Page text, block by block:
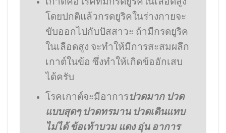
โดยปกติแล้วกรดยูริคในร่างกายจะ
ขับออกไปกับปัสสาวะ ถ้ามีกรดยูริค
ในเลือดสูง จะทำให้มีการสะสมผลึก
เกาต์ในข้อ ซึ่งทำให้เกิดข้ออักเสบ
ได้ครับ
โรคเกาต์จะมีอาการปวดมาก ปวด
แบบสุดๆ ปวดทรมาน ปวดเดินแทบ
ไม่ได้ ข้อเท้าบวม แดง อุ่น อาการ